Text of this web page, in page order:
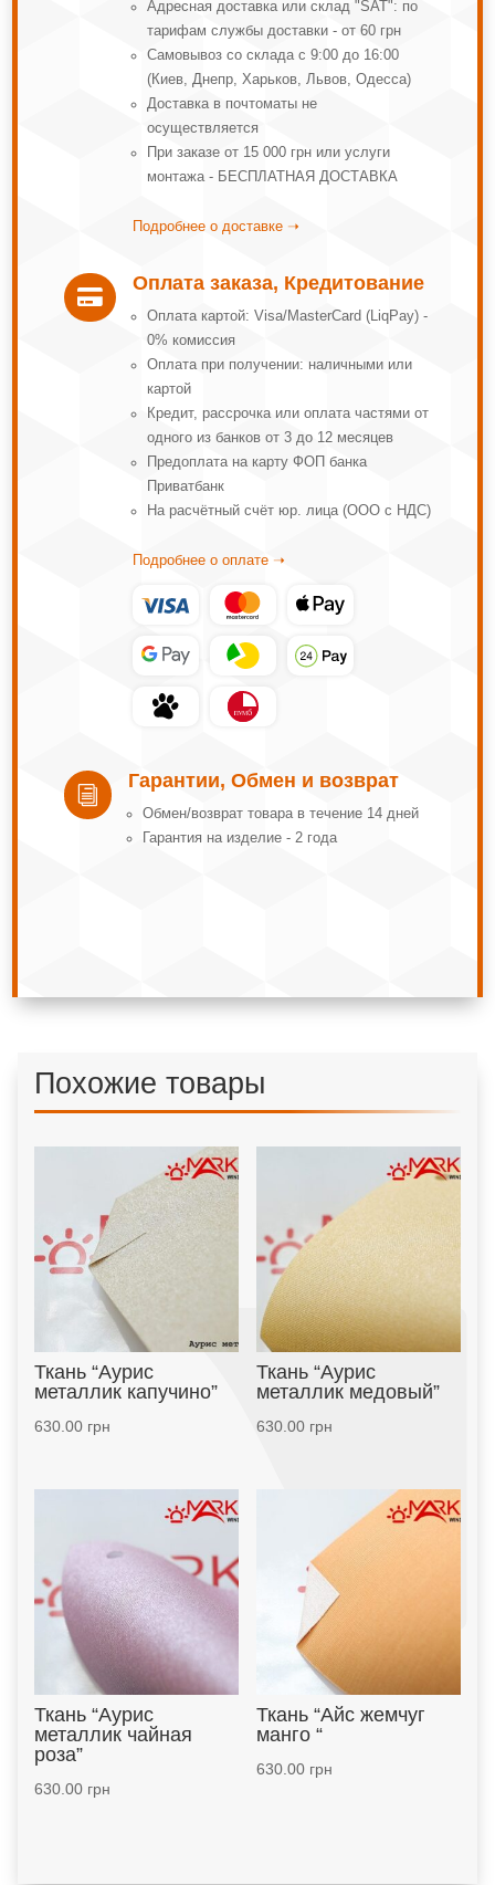
Адресная доставка или склад "SAT": по
тарифам службы доставки - от 60 грн
Самовывоз со склада с 9:00 до 16:00
(Киев, Днепр, Харьков, Львов, Одесса)
Доставка в почтоматы не
осуществляется
При заказе от 15 000 грн или услуги
монтажа - БЕСПЛАТНАЯ ДОСТАВКА
Подробнее о доставке ➝

Оплата заказа, Кредитование
Оплата картой: Visa/MasterCard (LiqPay) -
0% комиссия
Оплата при получении: наличными или
картой
Кредит, рассрочка или оплата частями от
одного из банков от 3 до 12 месяцев
Предоплата на карту ФОП банка
Приватбанк
На расчётный счёт юр. лица (ООО с НДС)
Подробнее о оплате ➝
i
Гарантии, Обмен и возврат
Обмeн/вoзвpaт тoвapa в тeчeниe 14 днeй
Гарантия на изделие - 2 года
Похожие товары
Ткань “Аурис
металлик капучино”
630.00грн
Ткань “Аурис
металлик медовый”
630.00грн
Ткань “Аурис
металлик чайная
роза”
630.00грн
Ткань “Айс жемчуг
манго “
630.00грн